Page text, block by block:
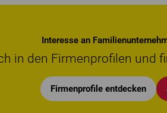
Interesse an
in den Firmenprofilen und
Firmenprofile entdecken